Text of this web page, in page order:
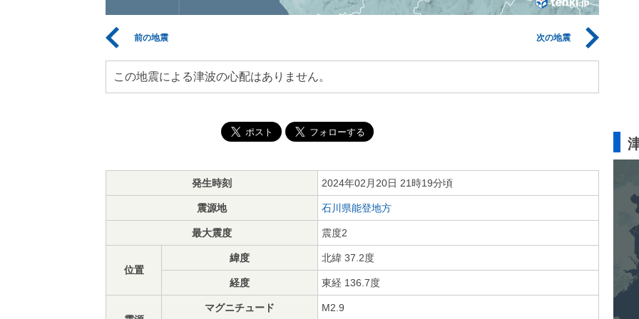
前の地震 次の地震
この地震による津波の心配はありません。
発生時刻 2024年02月20日 21時19分頃
震源地 石川県能登地方
最大震度 震度2
位置
緯度 北緯 37.2度
経度 東経 136.7度
マグニチュード M2.9